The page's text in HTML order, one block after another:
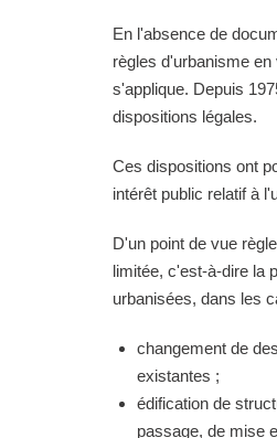
En l'absence de
règles d'urbanisme
s'applique. Depuis
dispositions légales.
Ces dispositions ont
intérêt public relatif à
D'un point de vue
limitée, c'est-à-dire la
urbanisées, dans les
changement de
existantes ;
édification de
passage, de mise